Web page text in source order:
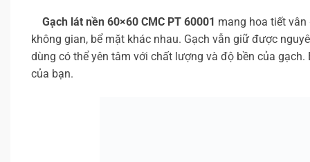
Gạch lát nền 60×60 CMC PT 60001 mang hoa tiết
không gian, bể mặt khác nhau. Gạch vẫn giữ được
dùng có thể yên tâm với chất lượng và độ bền của
của bạn.